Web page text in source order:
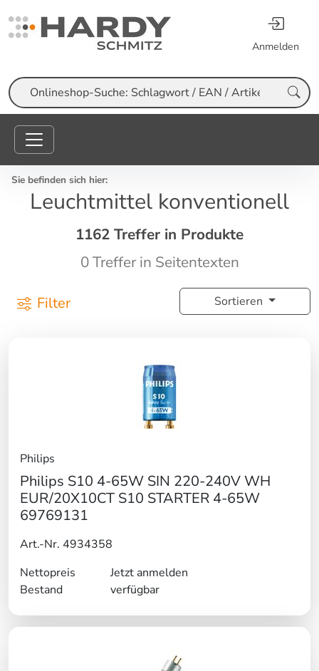
Anmelden
Suche
Sie befinden sich hier:
Leuchtmittel konventionell
1162 Treffer in Produkte
0 Treffer in Seitentexten
Filter Sortieren
Philips
Philips S10 4-65W SIN 220-240V WH
EUR/20X10CT S10 STARTER 4-65W
69769131
Art.-Nr. 4934358
Nettopreis
Jetzt anmelden
Bestand
verfügbar